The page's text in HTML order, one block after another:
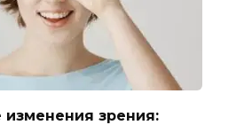
изменения зрения: